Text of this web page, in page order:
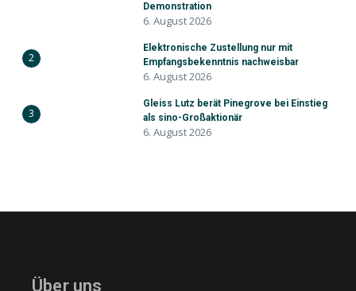
Demonstration
6. August 2026
2
Elektronische Zustellung nur mit
Empfangsbekenntnis nachweisbar
6. August 2026
3
Gleiss Lutz berät Pinegrove bei Einstieg
als sino-Großaktionär
6. August 2026
Über uns